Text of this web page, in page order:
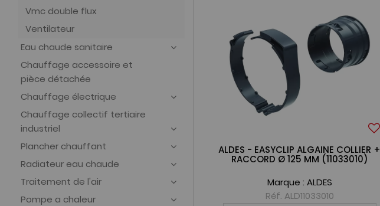
Vmc double flux
Ventilateur
Eau chaude sanitaire
Chauffage accessoire et
pièce détachée
Chauffage électrique
Chauffage collectif tertiaire
industriel
Plancher chauffant
Radiateur eau chaude
Traitement de l'air
Pompe a chaleur
ALDES - EASYCLIP ALGAINE COLLIER +
RACCORD Ø 125 MM (11033010)
Marque : ALDES
Réf. ALD11033010